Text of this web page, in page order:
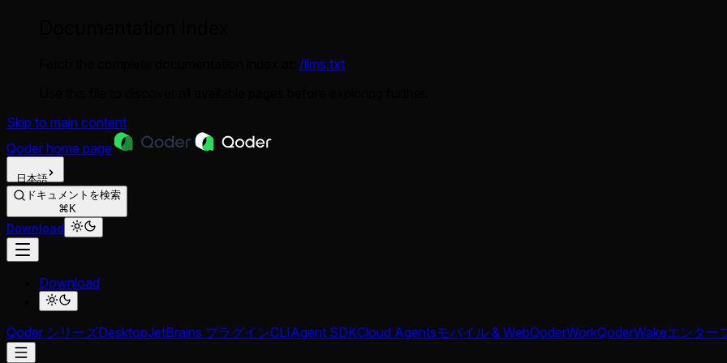
/llms.txt
Skip to main content
Qoder home page
日本語
ドキュメントを検索
⌘K
Download
Download
Qoder シリーズDesktopJetBrains プラグインCLIAgent SDKCloud Agentsモバイル & WebQoderWorkQoderWakeエンター